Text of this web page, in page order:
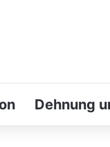
Dehnung